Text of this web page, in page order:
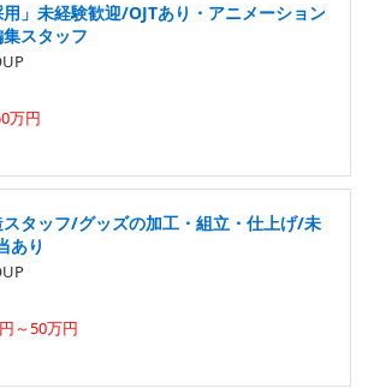
用」未経験歓迎/OJTあり・アニメーション
スタッフ
万円
タッフ/グッズの加工・組立・仕上げ/未
あり
～50万円